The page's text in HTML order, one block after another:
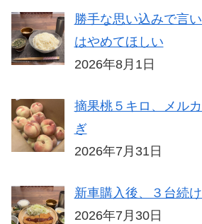
勝手な思い込みで言
はやめてほしい
2026年8月1日
摘果桃５キロ、メル
ぎ
2026年7月31日
新車購入後、３台続
2026年7月30日